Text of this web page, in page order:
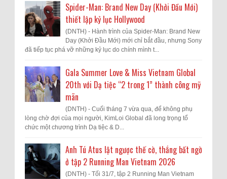
Spider-Man: Brand New Day (Khởi Đầu Mới)
thiết lập kỷ lục Hollywood
(DNTH) - Hành trình của Spider-Man: Brand New
Day (Khởi Đầu Mới) mới chỉ bắt đầu, nhưng Sony
đã tiếp tục phá vỡ những kỷ lục do chính mình t...
Gala Summer Love & Miss Vietnam Global
20th với Dạ tiệc “2 trong 1” thành công mỹ
mãn
(DNTH) - Cuối tháng 7 vừa qua, để không phụ
lòng chờ đợi của mọi người, KimLoi Global đã long trọng tổ
chức một chương trình Dạ tiệc & D...
Anh Tú Atus lật ngược thế cờ, thắng bất ngờ
ở tập 2 Running Man Vietnam 2026
(DNTH) - Tối 31/7, tập 2 Running Man Vietnam